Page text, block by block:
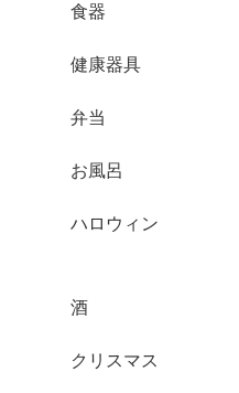
食器
健康器具
弁当
お風呂
ハロウィン
酒
クリスマス